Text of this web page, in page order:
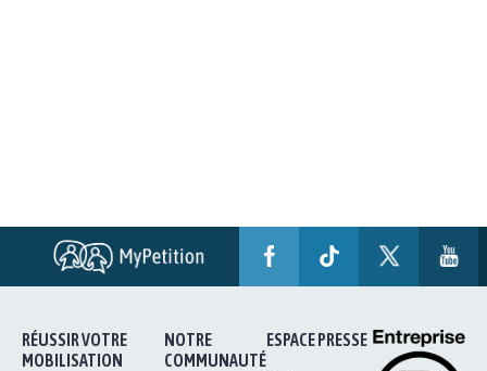
RÉUSSIR VOTRE
MOBILISATION
NOTRE
COMMUNAUTÉ
ESPACE PRESSE